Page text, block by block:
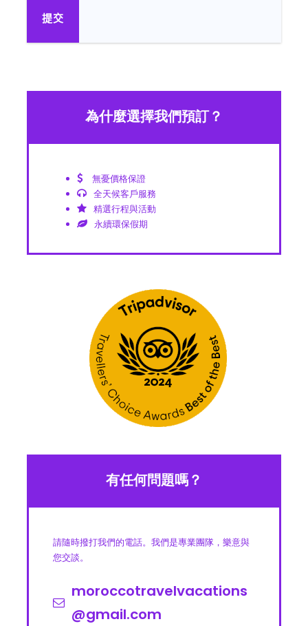
為什麼選擇我們預訂？
無憂價格保證
全天候客戶服務
精選行程與活動
永續環保假期
有任何問題嗎？
請隨時撥打我們的電話。我們是專業團隊，樂意與
您交談。
moroccotravelvacations
@gmail.com